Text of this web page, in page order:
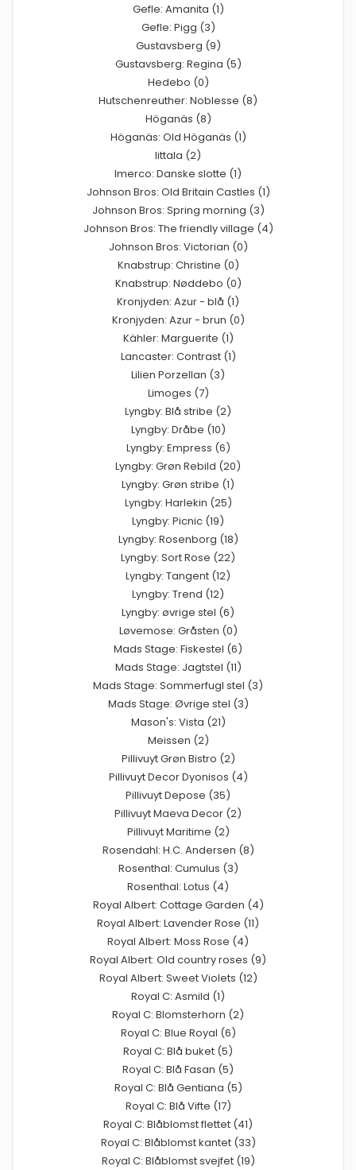
Gefle: Amanita (1)
Gefle: Pigg (3)
Gustavsberg (9)
Gustavsberg: Regina (5)
Hedebo (0)
Hutschenreuther: Noblesse (8)
Höganäs (8)
Höganäs: Old Höganäs (1)
Iittala (2)
Imerco: Danske slotte (1)
Johnson Bros: Old Britain Castles (1)
Johnson Bros: Spring morning (3)
Johnson Bros: The friendly village (4)
Johnson Bros: Victorian (0)
Knabstrup: Christine (0)
Knabstrup: Nøddebo (0)
Kronjyden: Azur - blå (1)
Kronjyden: Azur - brun (0)
Kähler: Marguerite (1)
Lancaster: Contrast (1)
Lilien Porzellan (3)
Limoges (7)
Lyngby: Blå stribe (2)
Lyngby: Dråbe (10)
Lyngby: Empress (6)
Lyngby: Grøn Rebild (20)
Lyngby: Grøn stribe (1)
Lyngby: Harlekin (25)
Lyngby: Picnic (19)
Lyngby: Rosenborg (18)
Lyngby: Sort Rose (22)
Lyngby: Tangent (12)
Lyngby: Trend (12)
Lyngby: øvrige stel (6)
Løvemose: Gråsten (0)
Mads Stage: Fiskestel (6)
Mads Stage: Jagtstel (11)
Mads Stage: Sommerfugl stel (3)
Mads Stage: Øvrige stel (3)
Mason's: Vista (21)
Meissen (2)
Pillivuyt Grøn Bistro (2)
Pillivuyt Decor Dyonisos (4)
Pillivuyt Depose (35)
Pillivuyt Maeva Decor (2)
Pillivuyt Maritime (2)
Rosendahl: H.C. Andersen (8)
Rosenthal: Cumulus (3)
Rosenthal: Lotus (4)
Royal Albert: Cottage Garden (4)
Royal Albert: Lavender Rose (11)
Royal Albert: Moss Rose (4)
Royal Albert: Old country roses (9)
Royal Albert: Sweet Violets (12)
Royal C: Asmild (1)
Royal C: Blomsterhorn (2)
Royal C: Blue Royal (6)
Royal C: Blå buket (5)
Royal C: Blå Fasan (5)
Royal C: Blå Gentiana (5)
Royal C: Blå Vifte (17)
Royal C: Blåblomst flettet (41)
Royal C: Blåblomst kantet (33)
Royal C: Blåblomst svejfet (19)